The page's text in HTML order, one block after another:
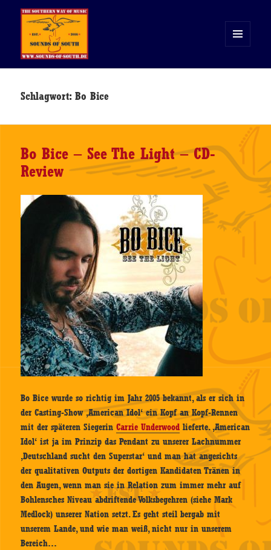
WIDGETS
Schlagwort:Bo Bice
Bo Bice – See The Light – CD-
Review
Bo Bice wurde so richtig im Jahr 2005 bekannt, als er sich in
der Casting-Show ‚American Idol‘ ein Kopf an Kopf-Rennen
mit der späteren SiegerinCarrie Underwood lieferte. ‚American
Idol‘ ist ja im Prinzip das Pendant zu unserer Lachnummer
‚Deutschland sucht den Superstar‘ und man hat angesichts
der qualitativen Outputs der dortigen Kandidaten Tränen in
den Augen, wenn man sie in Relation zum immer mehr auf
Bohlensches Niveau abdriftende Volksbegehren (siehe Mark
Medlock) unserer Nation setzt. Es geht steil bergab mit
unserem Lande, und wie man weiß, nicht nur in unserem
Bereich…